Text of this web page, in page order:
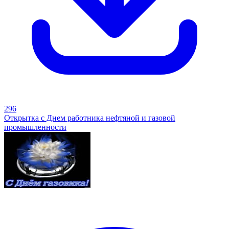
296
Открытка с Днем работника нефтяной и газовой
промышленности